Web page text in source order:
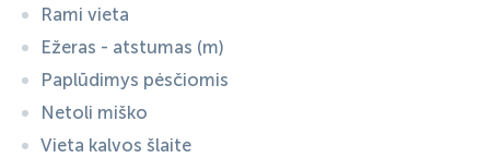
Rami vieta
Ežeras - atstumas (m)
Paplūdimys pėsčiomis
Netoli miško
Vieta kalvos šlaite